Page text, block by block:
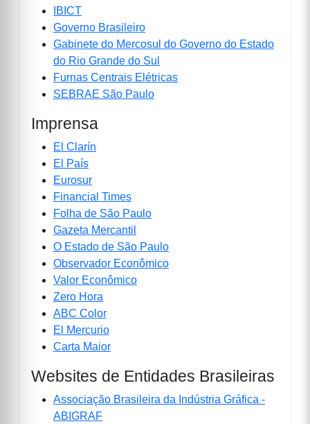
IBICT
Governo Brasileiro
Gabinete do Mercosul do Governo do Estado
do Rio Grande do Sul
Furnas Centrais Elétricas
SEBRAE São Paulo
Imprensa
El Clarín
El País
Eurosur
Financial Times
Folha de São Paulo
Gazeta Mercantil
O Estado de São Paulo
Observador Econômico
Valor Econômico
Zero Hora
ABC Color
El Mercurio
Carta Maior
Websites de Entidades Brasileiras
Associação Brasileira da Indústria Gráfica -
ABIGRAF